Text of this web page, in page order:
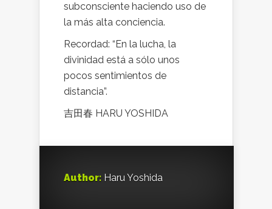
subconsciente haciendo uso de
la más alta conciencia.
Recordad: “En la lucha, la
divinidad está a sólo unos
pocos sentimientos de
distancia”.
吉田春 HARU YOSHIDA
Author: Haru Yoshida